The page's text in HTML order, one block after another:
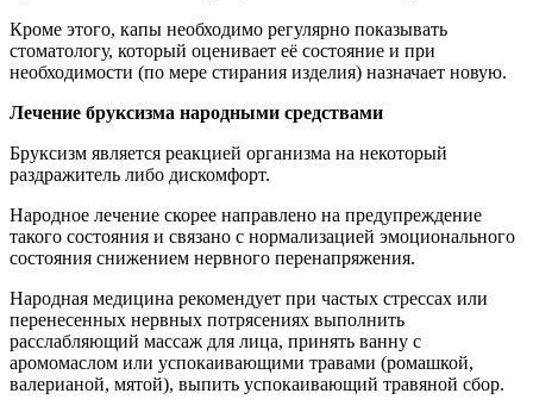
Кроме этого, капы необходимо регулярно показывать
стоматологу, который оценивает её состояние и при
необходимости (по мере стирания изделия) назначает новую.
Лечение бруксизма народными средствами
Бруксизм является реакцией организма на некоторый
раздражитель либо дискомфорт.
Народное лечение скорее направлено на предупреждение
такого состояния и связано с нормализацией эмоционального
состояния снижением нервного перенапряжения.
Народная медицина рекомендует при частых стрессах или
перенесенных нервных потрясениях выполнить
расслабляющий массаж для лица, принять ванну с
аромомаслом или успокаивающими травами (ромашкой,
валерианой, мятой), выпить успокаивающий травяной сбор.